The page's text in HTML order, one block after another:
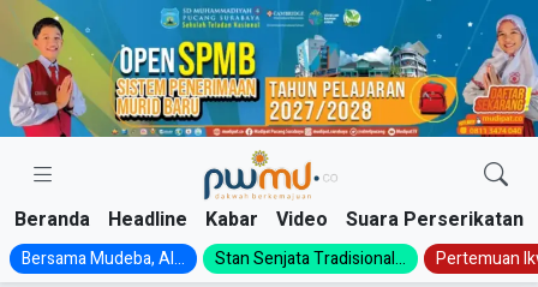
Skip
content
Beranda Headline Kabar Video Suara Perserikatan
Bersama Mudeba, Al... Stan Senjata Tradisional... Pertemuan